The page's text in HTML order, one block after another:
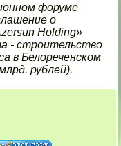
форуме
о
Holding»
- строительство
в Белореченском
рублей).